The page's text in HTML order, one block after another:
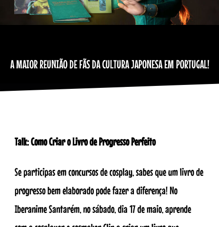
A MAIOR REUNIÃO DE FÃS DA CULTURA JAPONESA EM PORTUGAL!
Talk: Como Criar o Livro de Progresso Perfeito
Se participas em concursos de cosplay, sabes que um livro de
progresso bem elaborado pode fazer a diferença! No
Iberanime Santarém, no sábado, dia 17 de maio, aprende